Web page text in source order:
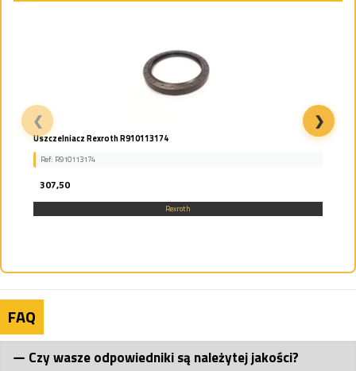
BIEZNIE ŁOŻYSKA PANEWKA KOŁYSKI REXROTH...
Ref: R902273938
1,72
❮ ❯
FAQ
Czy wasze odpowiedniki są należytej jakości?